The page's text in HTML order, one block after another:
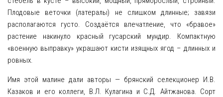
Плодовые веточки (латералы) не слишком длинные; завязи
располагаются густо. Создаётся впечатление, что «бравое»
растение накинуло красный гусарский мундир. Компактную
«военную выправку» украшают кисти изящных ягод – длинных и
ровных.
Имя этой малине дали авторы — брянский селекционер И.В.
Казаков и его коллеги, В.Л. Кулагина и С.Д. Айтжанова. Сорт